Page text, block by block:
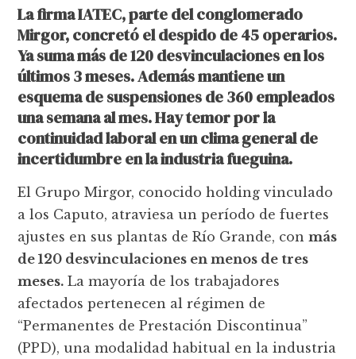
La firma IATEC, parte del conglomerado
Mirgor, concretó el despido de 45 operarios.
Ya suma más de 120 desvinculaciones en los
últimos 3 meses. Además mantiene un
esquema de suspensiones de 360 empleados
una semana al mes. Hay temor por la
continuidad laboral en un clima general de
incertidumbre en la industria fueguina.
El Grupo Mirgor, conocido holding vinculado
a los Caputo, atraviesa un período de fuertes
ajustes en sus plantas de Río Grande, conmás
de 120 desvinculaciones en menos de tres
meses. La mayoría de los trabajadores
afectados pertenecen al régimen de
“Permanentes de Prestación Discontinua”
(PPD), una modalidad habitual en la industria